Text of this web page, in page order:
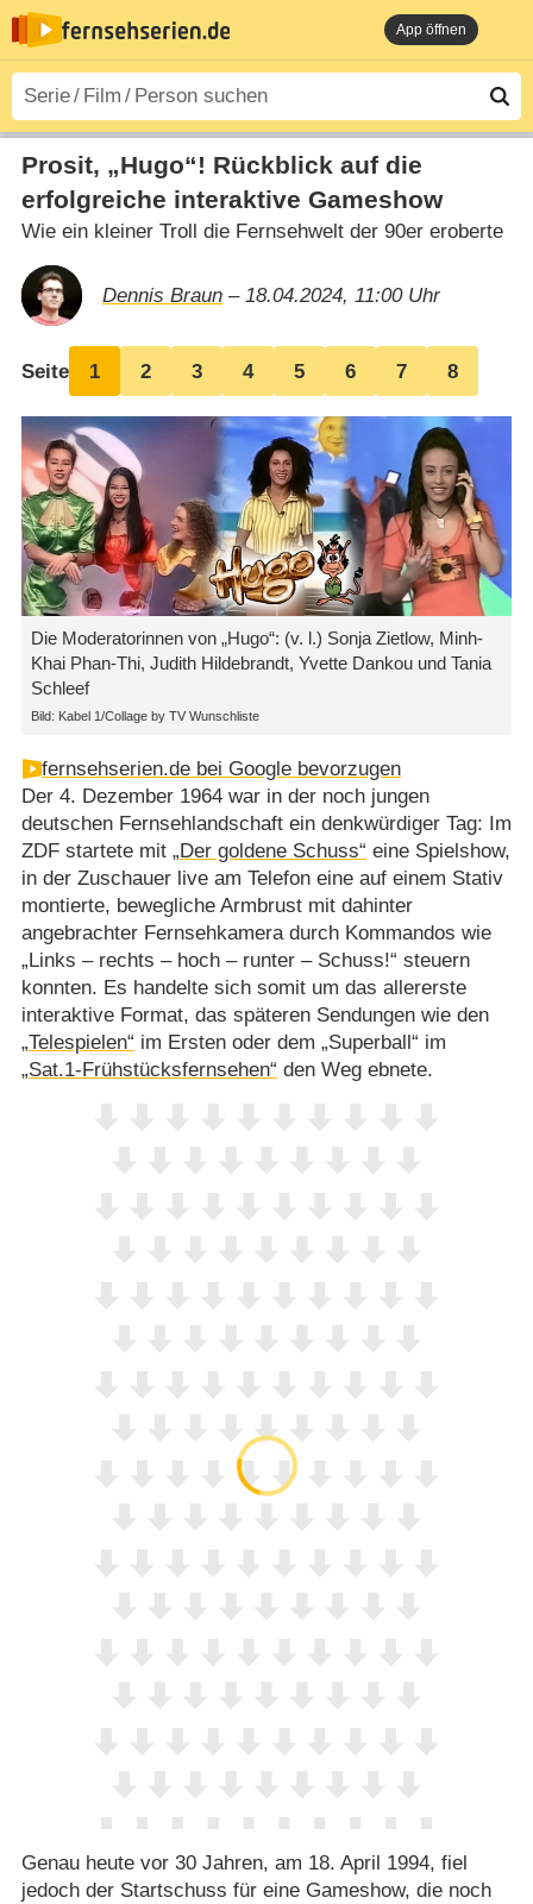
App öffnen
Prosit, „Hugo“! Rückblick auf die
erfolgreiche interaktive Gameshow
Wie ein kleiner Troll die Fernsehwelt der 90er eroberte
Dennis Braun– 18.04.2024, 11:00 Uhr
Seite 1 2 3 4 5 6 7 8
Die Moderatorinnen von „Hugo“: (v. l.) Sonja Zietlow, Minh-
Khai Phan-Thi, Judith Hildebrandt, Yvette Dankou und Tania
Schleef
Bild: Kabel 1/Collage by TV Wunschliste
fernsehserien.de bei Google bevorzugen
Der 4. Dezember 1964 war in der noch jungen
deutschen Fernsehlandschaft ein denkwürdiger Tag: Im
ZDF startete mit „Der goldene Schuss“ eine Spielshow,
in der Zuschauer live am Telefon eine auf einem Stativ
montierte, bewegliche Armbrust mit dahinter
angebrachter Fernsehkamera durch Kommandos wie
„Links – rechts – hoch – runter – Schuss!“ steuern
konnten. Es handelte sich somit um das allererste
interaktive Format, das späteren Sendungen wie den
„Telespielen“ im Ersten oder dem „Superball“ im
„Sat.1-Frühstücksfernsehen“ den Weg ebnete.
Genau heute vor 30 Jahren, am 18. April 1994, fiel
jedoch der Startschuss für eine Gameshow, die noch